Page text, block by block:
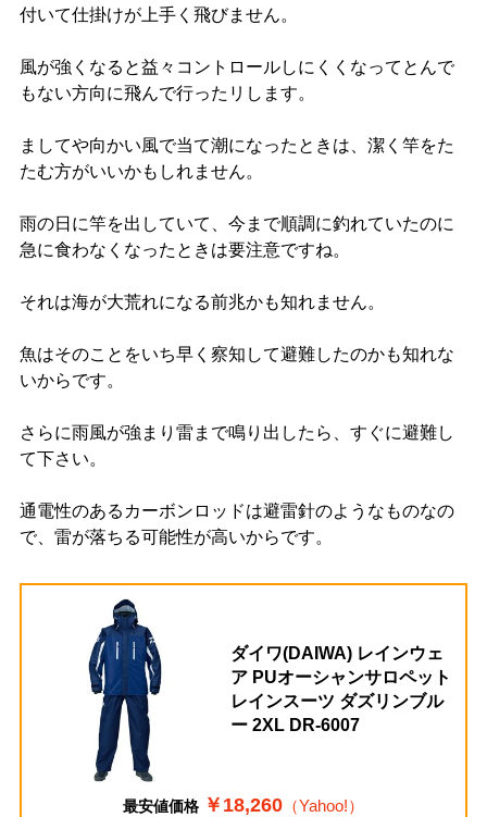
付いて仕掛けが上手く飛びません。
風が強くなると益々コントロールしにくくなってとんで
もない方向に飛んで行ったリします。
ましてや向かい風で当て潮になったときは、潔く竿をた
たむ方がいいかもしれません。
雨の日に竿を出していて、今まで順調に釣れていたのに
急に食わなくなったときは要注意ですね。
それは海が大荒れになる前兆かも知れません。
魚はそのことをいち早く察知して避難したのかも知れな
いからです。
さらに雨風が強まり雷まで鳴り出したら、すぐに避難し
て下さい。
通電性のあるカーボンロッドは避雷針のようなものなの
で、雷が落ちる可能性が高いからです。
ダイワ(DAIWA) レインウェ
ア PUオーシャンサロペット
レインスーツ ダズリンブル
ー 2XL DR-6007
最安値価格 ￥18,260 （Yahoo!）